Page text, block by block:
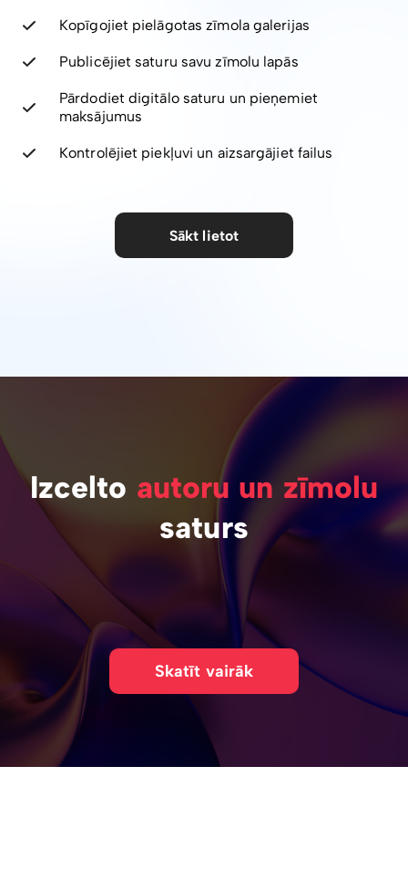
Kopīgojiet pielāgotas zīmola galerijas
Publicējiet saturu savu zīmolu lapās
Pārdodiet digitālo saturu un pieņemiet
maksājumus
Kontrolējiet piekļuvi un aizsargājiet failus
Sākt lietot
Izcelto autoru un zīmolu
saturs
Skatīt vairāk